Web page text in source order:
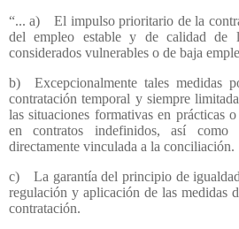
“... a) El impulso prioritario de la
del empleo estable y de calidad de
considerados vulnerables o de baja
b) Excepcionalmente tales medidas
contratación temporal y siempre
las situaciones formativas en prácticas
en contratos indefinidos, así como
directamente vinculada a la conciliación.
c) La garantía del principio de
regulación y aplicación de las medidas
contratación.